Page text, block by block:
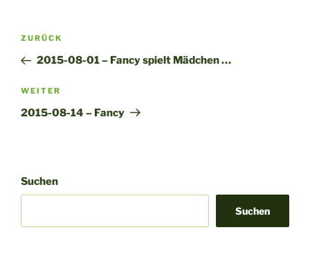
e
r
a
t
:
Beitragsnavigation
Vorheriger
Beitrag
ZURÜCK
2015-08-01 – Fancy spielt Mädchen …
Nächster
Beitrag
WEITER
2015-08-14 – Fancy
Suchen
Suchen